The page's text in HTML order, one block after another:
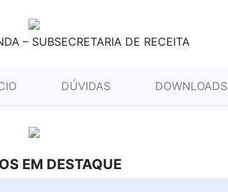
– SUBSECRETARIA DE RECEITA
(CURRENT)DÚVIDAS DOWNLOADS
EM DESTAQUE